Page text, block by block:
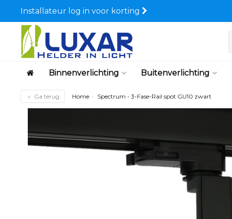
Installateur log in voor korting
Binnenverlichting Buitenverlichting
Ga terug Home Spectrum - 3-Fase-Rail spot GU10 zwart